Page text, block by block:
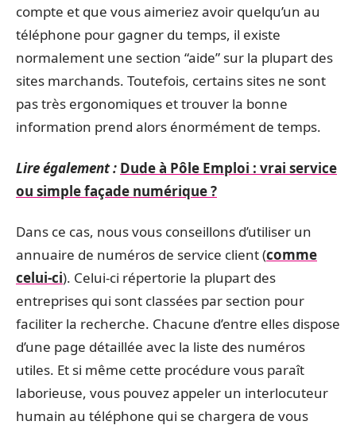
compte et que vous aimeriez avoir quelqu’un au
téléphone pour gagner du temps, il existe
normalement une section “aide” sur la plupart des
sites marchands. Toutefois, certains sites ne sont
pas très ergonomiques et trouver la bonne
information prend alors énormément de temps.
Lire également : Dude à Pôle Emploi : vrai service
ou simple façade numérique ?
Dans ce cas, nous vous conseillons d’utiliser un
annuaire de numéros de service client (comme
celui-ci). Celui-ci répertorie la plupart des
entreprises qui sont classées par section pour
faciliter la recherche. Chacune d’entre elles dispose
d’une page détaillée avec la liste des numéros
utiles. Et si même cette procédure vous paraît
laborieuse, vous pouvez appeler un interlocuteur
humain au téléphone qui se chargera de vous